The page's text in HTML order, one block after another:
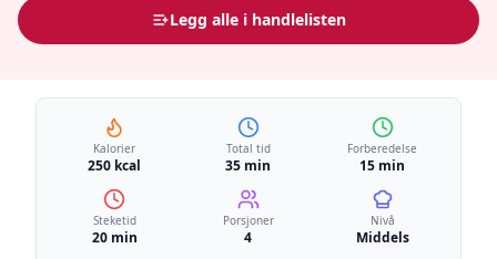
Legg alle i handlelisten
Kalorier
250 kcal
Total tid
35 min
Forberedelse
15 min
Steketid
20 min
Porsjoner
4
Nivå
Middels